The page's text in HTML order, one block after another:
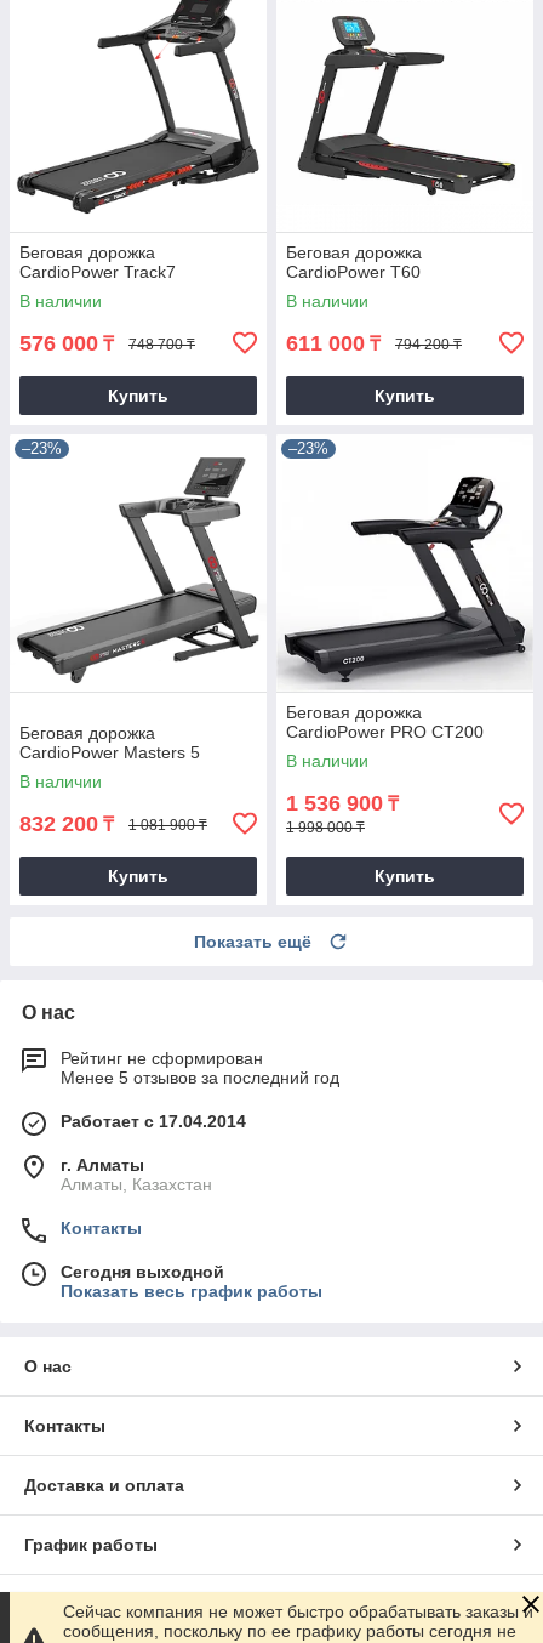
Беговая дорожка
CardioPower Track7
В наличии
576 000 ₸ 748 700 ₸
Купить
Беговая дорожка
CardioPower T60
В наличии
611 000 ₸ 794 200 ₸
Купить
–23%
Беговая дорожка
CardioPower Masters 5
В наличии
832 200 ₸ 1 081 900 ₸
Купить
–23%
Беговая дорожка
CardioPower PRO CT200
В наличии
1 536 900 ₸
1 998 000 ₸
Купить
Показать ещё
О нас
Рейтинг не сформирован
Менее 5 отзывов за последний год
Работает с 17.04.2014
г. Алматы
Алматы, Казахстан
Контакты
Сегодня выходной
Показать весь график работы
О нас
Контакты
Доставка и оплата
График работы
Полная версия сайта
Сейчас компания не может быстро обрабатывать заказы и
сообщения, поскольку по ее графику работы сегодня не